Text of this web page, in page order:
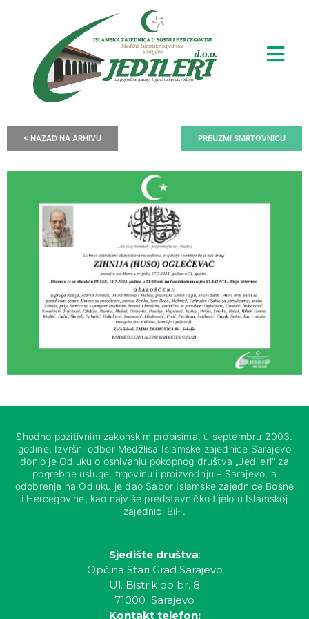
< NAZAD NA ARHIVU PREUZMI SMRTOVNICU
Shodno pozitivnim zakonskim propisima, u septembru 2003.
godine, Izvršni odbor Medžlisa Islamske zajednice Sarajevo
donio je Odluku o osnivanju pokopnog društva „Jedileri“ za
pogrebne usluge, trgovinu i proizvodnju – Sarajevo, a
odobrenje na Odluku je dao Sabor Islamske zajednice Bosne
i Hercegovine, kao najviše predstavničko tijelo u Islamskoj
zajednici BiH.
Sjedište društva:
Općina Stari Grad Sarajevo
Ul. Bistrik do br. 8
71000 Sarajevo
Kontakt telefon: